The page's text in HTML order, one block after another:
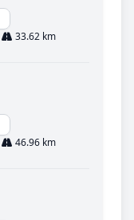
33.62 km
46.96 km